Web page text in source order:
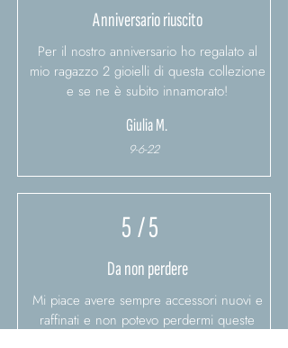
Anniversario riuscito
Per il nostro anniversario ho regalato al
mio ragazzo 2 gioielli di questa collezione
e se ne è subito innamorato!
Giulia M.
9-6-22
5/ 5
Da non perdere
Mi piace avere sempre accessori nuovi e
raffinati e non potevo perdermi queste